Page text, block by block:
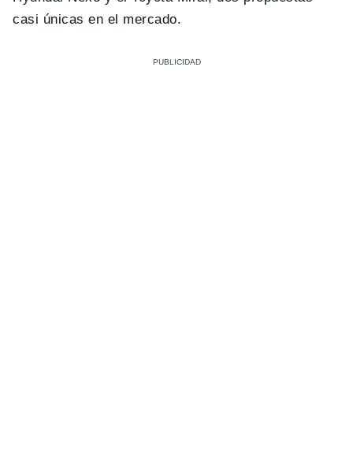
casi únicas en el mercado.